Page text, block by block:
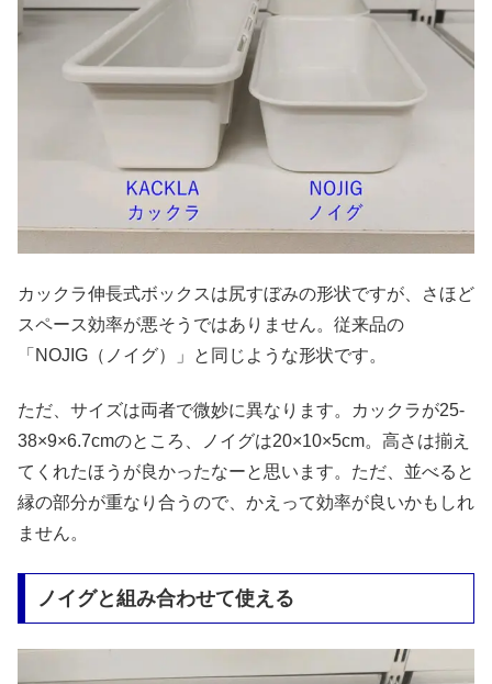
カックラ伸長式ボックスは尻すぼみの形状ですが、さほど
スペース効率が悪そうではありません。従来品の
「NOJIG（ノイグ）」と同じような形状です。
ただ、サイズは両者で微妙に異なります。カックラが25-
38×9×6.7cmのところ、ノイグは20×10×5cm。高さは揃え
てくれたほうが良かったなーと思います。ただ、並べると
縁の部分が重なり合うので、かえって効率が良いかもしれ
ません。
ノイグと組み合わせて使える